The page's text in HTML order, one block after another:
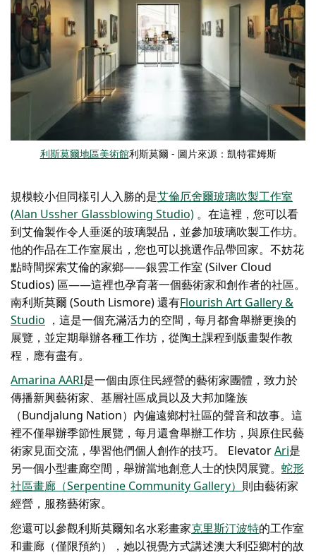
利斯莫爾地區美術館利斯莫爾 - 圖片來源：凱特霍姆斯
規模較小但同樣引人入勝的是艾倫厄舍爾玻璃吹製工作室
(Alan Ussher Glassblowing Studio) 。在這裡，您可以看
到艾倫製作令人垂涎的玻璃製品，並參加玻璃吹製工作坊。
他的作品在工作室展出，您也可以挑選作品帶回家。不妨花
點時間探索艾倫的家鄉——銀雲工作室 (Silver Cloud
Studios) 區——這裡也孕育著一個藝術家和創作者的社區。
南利斯莫爾 (South Lismore) 還有Flourish Art Gallery &
Studio ，這是一個充滿活力的空間，每月都會舉辦更換的
展覽，並定期舉辦各種工作坊，從陶土課程到版畫製作教
程，應有盡有。
Amarina AARI是一個由原住民經營的藝術家團體，致力於
傳播新興藝術家、基層社區成員以及大邦加隆族
（Bundjalung Nation）內偏遠鄉村社區的聲音和故事。這
裡不僅舉辦季節性展覽，每月還會舉辦工作坊，與原住民藝
術家見面交流，學習他們個人創作的技巧。 ElevatorAri是
另一個小型畫廊空間，舉辦當地創意人士的快閃展覽。 蛇形
社區畫廊（Serpentine Community Gallery） 則由藝術家
經營，服務藝術家。
您還可以參觀利斯莫爾知名水彩畫家克里斯汀波特的工作室
和畫廊（僅限預約），她以視覺方式講述澳大利亞鄉村的故